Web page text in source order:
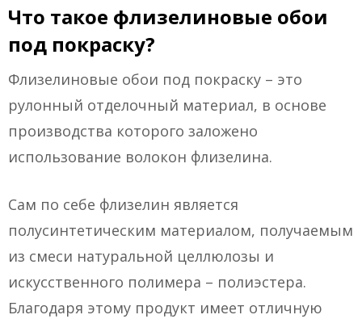
Что такое флизелиновые обои
под покраску?
Флизелиновые обои под покраску – это
рулонный отделочный материал, в основе
производства которого заложено
использование волокон флизелина.
Сам по себе флизелин является
полусинтетическим материалом, получаемым
из смеси натуральной целлюлозы и
искусственного полимера – полиэстера.
Благодаря этому продукт имеет отличную